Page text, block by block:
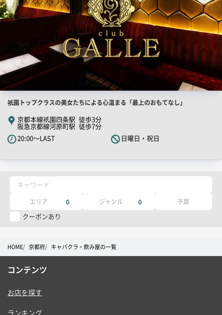
店
舗
PR
キ
ッ
ー
祇園トップクラスの美女たちによる心温まる「最上のおもてなし」
京都本線祇園四条駅 徒歩3分
阪急京都線河原町駅 徒歩7分
20:00～LAST
日曜日・祝日
キーワード
エリア 0 ジャンル 0 予算
クーポンあり
HOME 京都府 キャバクラ・飲み屋の一覧
コンテンツ
お店を探す
ランキング